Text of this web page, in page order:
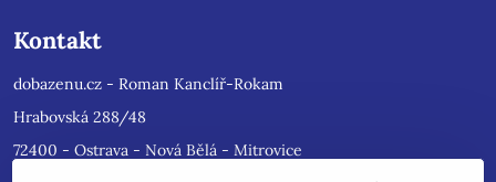
Kontakt
dobazenu.cz - Roman Kanclíř-Rokam
Hrabovská 288/48
72400 - Ostrava - Nová Bělá - Mitrovice